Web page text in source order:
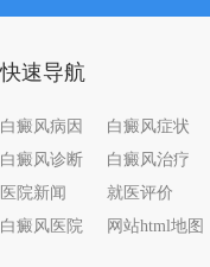
快速导航
白癜风病因 白癜风症状
白癜风诊断
白癜风治疗
医院新闻
就医评价
白癜风医院
网站html地图